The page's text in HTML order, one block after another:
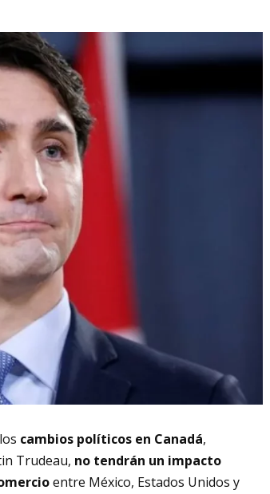
cambios políticos en Canadá,
Trudeau, no tendrán un impacto
entre México, Estados Unidos y